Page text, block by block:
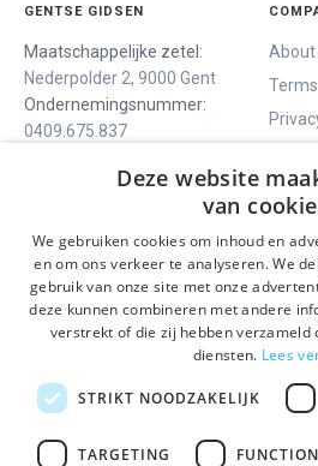
GENTSE GIDSEN
Maatschappelijke zetel:
Nederpolder 2, 9000 Gent
Ondernemingsnummer:
0409.675.837
About
WE OFFER
Guided tours
One day tour
Activities
STAY INFORMED
Deze website
van
We gebruiken cookies om inhoud en
en om ons verkeer te analyseren. We
gebruik van onze site met onze
deze kunnen combineren met andere
verstrekt of die zij hebben verzameld
diensten. Lees
STRIKT NOODZAKELIJK
TARGETING